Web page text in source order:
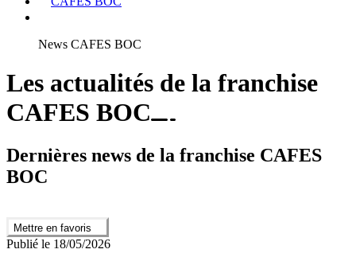
News CAFES BOC
Les actualités de la franchise
CAFES BOC
Dernières news de la franchise CAFES
BOC
Mettre en favoris
Publié le 18/05/2026